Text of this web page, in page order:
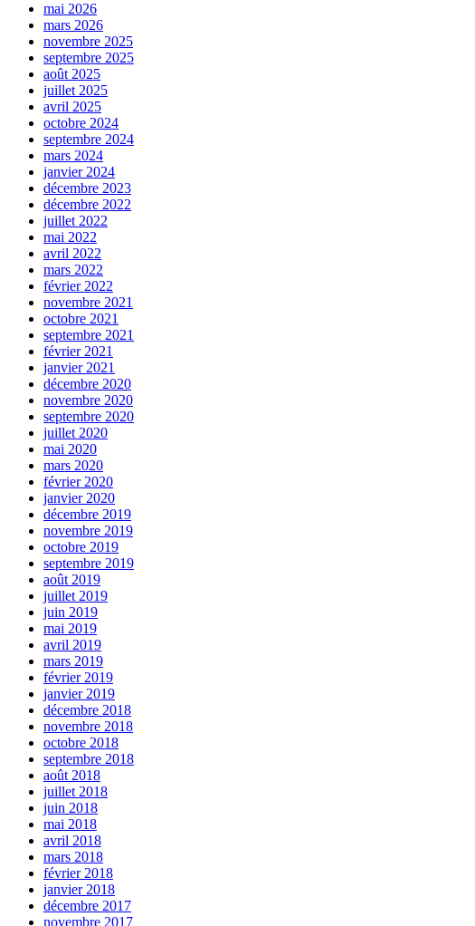
mai 2026
mars 2026
novembre 2025
septembre 2025
août 2025
juillet 2025
avril 2025
octobre 2024
septembre 2024
mars 2024
janvier 2024
décembre 2023
décembre 2022
juillet 2022
mai 2022
avril 2022
mars 2022
février 2022
novembre 2021
octobre 2021
septembre 2021
février 2021
janvier 2021
décembre 2020
novembre 2020
septembre 2020
juillet 2020
mai 2020
mars 2020
février 2020
janvier 2020
décembre 2019
novembre 2019
octobre 2019
septembre 2019
août 2019
juillet 2019
juin 2019
mai 2019
avril 2019
mars 2019
février 2019
janvier 2019
décembre 2018
novembre 2018
octobre 2018
septembre 2018
août 2018
juillet 2018
juin 2018
mai 2018
avril 2018
mars 2018
février 2018
janvier 2018
décembre 2017
novembre 2017